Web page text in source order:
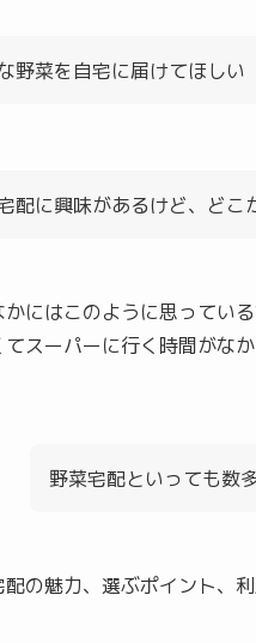
野菜を自宅に届けてほしい
配に興味があるけど、どこ
にはこのように思ってい
スーパーに行く時間がな
野菜宅配といっても数
の魅力、選ぶポイント、